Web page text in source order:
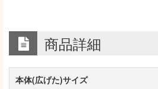
商品詳細
本体(広げた)サイズ